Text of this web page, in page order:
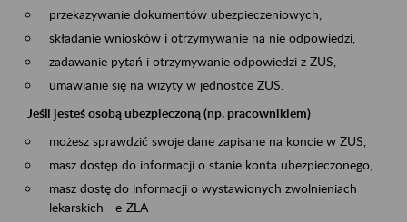
przekazywanie dokumentów ubezpieczeniowych,
składanie wniosków i otrzymywanie na nie odpowiedzi,
zadawanie pytań i otrzymywanie odpowiedzi z ZUS,
umawianie się na wizyty w jednostce ZUS.
Jeśli jesteś osobą ubezpieczoną (np. pracownikiem)
możesz sprawdzić swoje dane zapisane na koncie w ZUS,
masz dostęp do informacji o stanie konta ubezpieczonego,
masz dostę do informacji o wystawionych zwolnieniach
lekarskich - e-ZLA